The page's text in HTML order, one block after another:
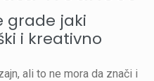
grade jaki
i kreativno
ali to ne mora da znači i